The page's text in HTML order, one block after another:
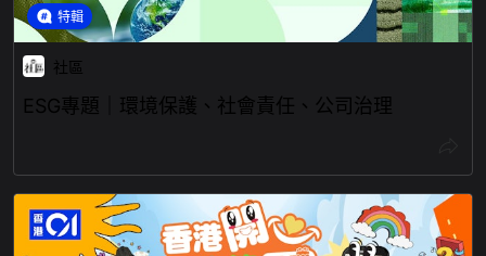
特輯
社區
ESG專題｜環境保護、社會責任、公司治理